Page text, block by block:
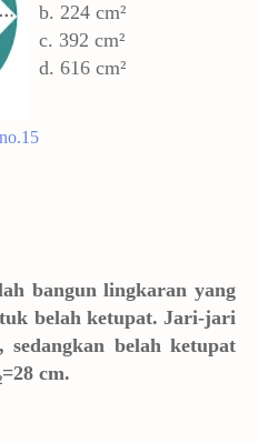
b. 224 cm²
c. 392 cm²
d. 616 cm²
bangun lingkaran yang
belah ketupat. Jari-jari
belah ketupat
cm.